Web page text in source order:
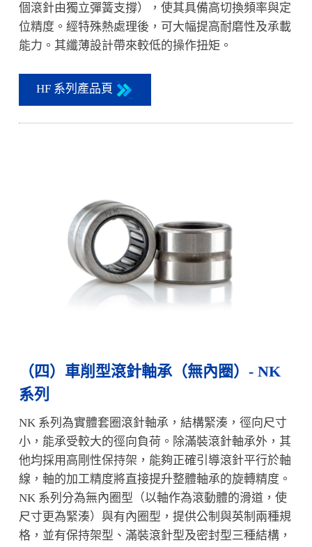
個滾針由獨立彈簧支撐），使其具備高切換頻率與定
位精度。經特殊熱處理後，可大幅提高耐磨性及承載
能力。其纖薄設計帶來較低的操作扭矩。
HF 系列產品頁
（四） 車削型滾針軸承（無內圈）- NK
系列
NK 系列為實體套圈滾針軸承，結構緊湊，徑向尺寸
小，能承受較大的徑向負荷。除滿裝滾針軸承外，其
他均採用高剛性保持架，能夠正確引導滾針平行於軸
線，軸的加工精度將直接提升整體軸承的旋轉精度。
NK 系列分為無內圈型（以軸作為滾動體的滑道，使
尺寸更為緊湊）與有內圈型，提供公制與英制兩種規
格，並有保持架型、滿裝滾針型及密封型三種結構，